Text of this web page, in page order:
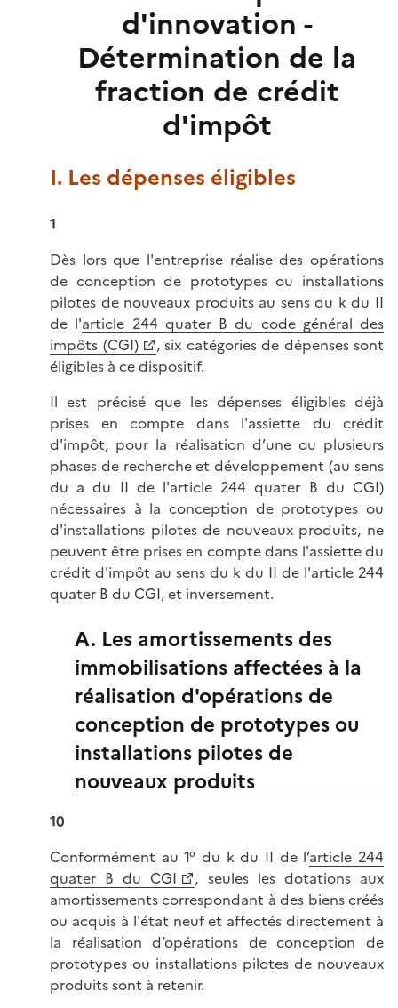
d'innovation -
Détermination de la
fraction de crédit
d'impôt
I. Les dépenses éligibles
1
Dès lors que l'entreprise réalise des opérations
de conception de prototypes ou installations
pilotes de nouveaux produits au sens du k du II
de l'article 244 quater B du code général des
impôts (CGI)
, six catégories de dépenses sont
éligibles à ce dispositif.
Il est précisé que les dépenses éligibles déjà
prises en compte dans l'assiette du crédit
d'impôt, pour la réalisation d’une ou plusieurs
phases de recherche et développement (au sens
du a du II de l'article 244 quater B du CGI)
nécessaires à la conception de prototypes ou
d'installations pilotes de nouveaux produits, ne
peuvent être prises en compte dans l'assiette du
crédit d'impôt au sens du k du II de l'article 244
quater B du CGI, et inversement.
A. Les amortissements des
immobilisations affectées à la
réalisation d'opérations de
conception de prototypes ou
installations pilotes de
nouveaux produits
10
Conformément au 1° du k du II de l’article 244
quater B du CGI
, seules les dotations aux
amortissements correspondant à des biens créés
ou acquis à l'état neuf et affectés directement à
la réalisation d’opérations de conception de
prototypes ou installations pilotes de nouveaux
produits sont à retenir.